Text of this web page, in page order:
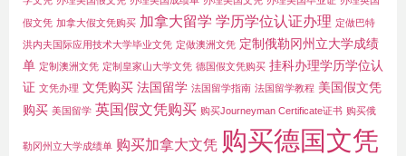
假文凭 加拿大假文凭购买 加拿大留学 学历学位认证办理 定做巴特
洪内夫国际应用技术大学毕业文凭 定做澳洲文凭 定制俄勒冈州立大学成绩
单 定制澳洲文凭 定制皇家山大学文凭 德国假文凭购买 挂科办理学历学位认
证 文凭办理 文凭购买 法国留学 法国留学指南 法国留学教程 美国假文凭
购买 美国留学 英国假文凭购买 购买Journeyman Certificate证书 购买俄
勒冈州立大学成绩单 购买加拿大文凭 购买德国文凭